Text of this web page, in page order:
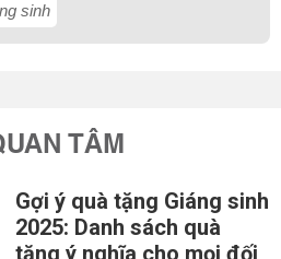
sinh
TÂM
Gợi ý quà tặng Giáng sinh
2025: Danh sách quà
tặng ý nghĩa cho mọi đối